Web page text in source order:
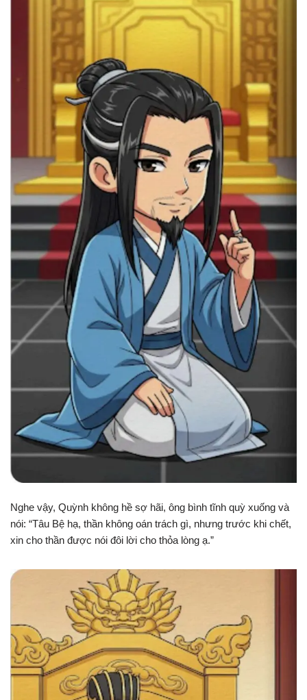
Nghe vậy, Quỳnh không hề sợ hãi, ông bình tĩnh quỳ xuống và
nói: “Tâu Bệ hạ, thần không oán trách gì, nhưng trước khi chết,
xin cho thần được nói đôi lời cho thỏa lòng ạ.”